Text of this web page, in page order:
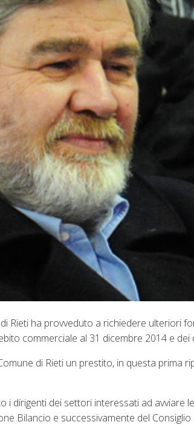
Rieti ha provveduto a richiedere ulteriori
commerciale al 31 dicembre 2014 e
di Rieti un prestito, in questa prima
i dirigenti dei settori interessati ad
Bilancio e successivamente del